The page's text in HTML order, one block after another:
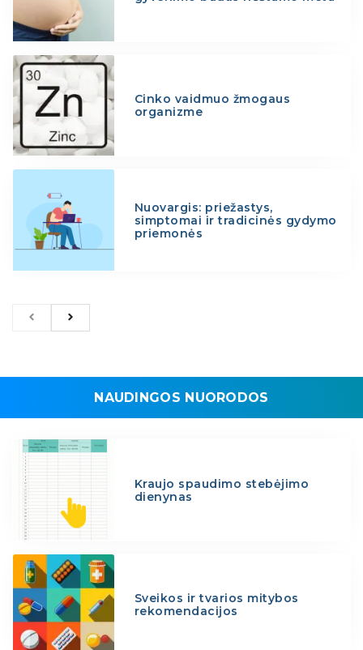
Cinko vaidmuo žmogaus
organizme
Nuovargis: priežastys,
simptomai ir tradicinės gydymo
priemonės
NAUDINGOS NUORODOS
Kraujo spaudimo stebėjimo
dienynas
Sveikos ir tvarios mitybos
rekomendacijos